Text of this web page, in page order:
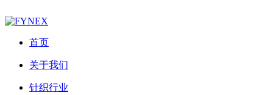
首页
关于我们
针织行业